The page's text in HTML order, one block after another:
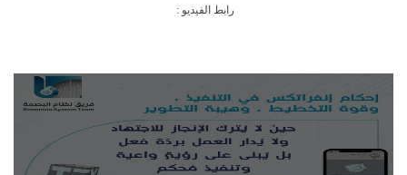
رابط الفيديو :